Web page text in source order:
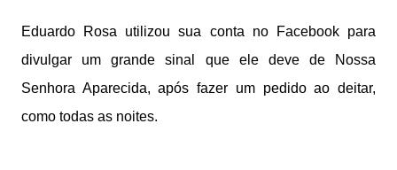
Eduardo Rosa utilizou sua conta no Facebook para
divulgar um grande sinal que ele deve de Nossa
Senhora Aparecida, após fazer um pedido ao deitar,
como todas as noites.